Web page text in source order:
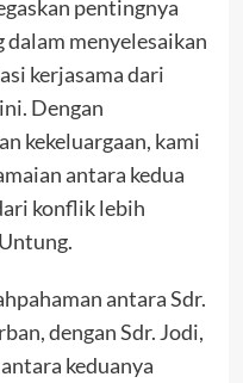
pentingnya
menyelesaikan
kerjasama dari
Dengan
kekeluargaan, kami
antara kedua
konflik lebih
antara Sdr.
dengan Sdr. Jodi,
keduanya